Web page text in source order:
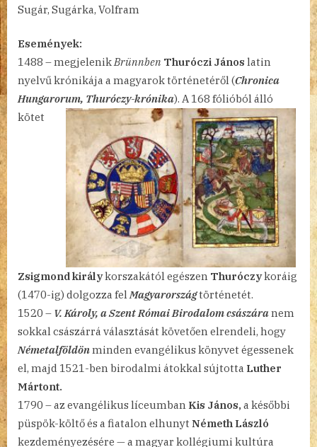
Sugár, Sugárka, Volfram
Események:
1488 – megjelenikBrünnben Thuróczi János latin
nyelvű krónikája a magyarok történetéről (Chronica
Hungarorum, Thuróczy-krónika). A 168 fólióból álló
kötet
Zsigmond királykorszakától egészen Thuróczykoráig
(1470-ig) dolgozza felMagyarországtörténetét.
1520 – V. Károly, a Szent Római Birodalom császáranem
sokkal császárrá választását követően elrendeli, hogy
Németalföldönminden evangélikus könyvet égessenek
el, majd 1521-ben birodalmi átokkal sújtotta Luther
Mártont.
1790 – az evangélikus líceumban Kis János, a későbbi
püspök-költő és a fiatalon elhunyt Németh László
kezdeményezésére — a magyar kollégiumi kultúra